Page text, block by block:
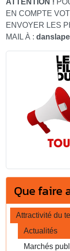
ATTENTION !
EN COMPTE
ENVOYER LES
MAIL À :
Que faire
Attractivité du
Actualités
Marchés